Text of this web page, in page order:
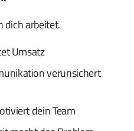
dich arbeitet.
Umsatz
verunsichert
dein Team